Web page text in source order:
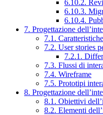
6.10.2.
6.10.3.
6.10.4.
7. Progettazione
7.1.
7.2. User stories
7.2.1.
7.3. Flussi di
7.4. Wireframe
7.5. Prototipi
8. Progettazione
8.1. Obiettivi
8.2. Elementi